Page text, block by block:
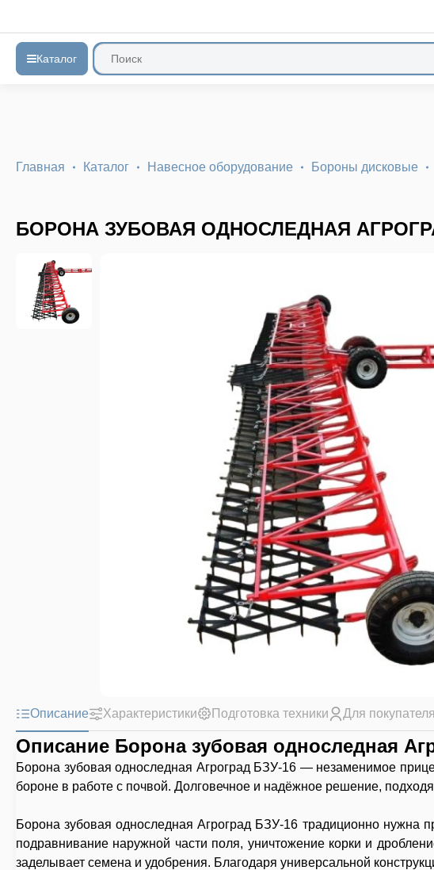
Каталог
Главная Каталог Навесное оборудование Бороны дисковые
БОРОНА ЗУБОВАЯ ОДНОСЛЕДНАЯ
Описание Характеристики Подготовка техники Для покупателя
Описание Борона зубовая односледная
Борона зубовая односледная Агроград БЗУ-16 — незаменимое
бороне в работе с почвой. Долговечное и надёжное решение,
Борона зубовая односледная Агроград БЗУ-16 традиционно нужна
подравнивание наружной части поля, уничтожение корки и
заделывает семена и удобрения. Благодаря универсальной